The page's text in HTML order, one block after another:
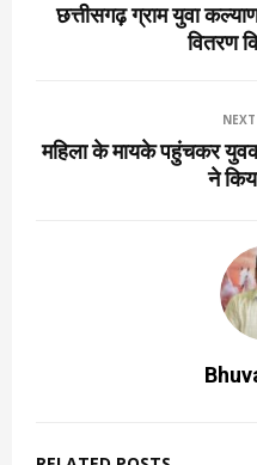
छत्तीसगढ़ ग्राम युवा
वितरण
महिला के मायके पहुंचकर
ने